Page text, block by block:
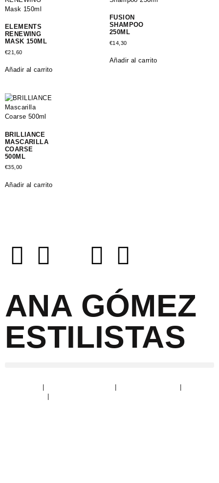
ELEMENTS
RENEWING
MASK 150ML
€21,60
Añadir al carrito
FUSION
SHAMPOO
250ML
€14,30
Añadir al carrito
BRILLIANCE
MASCARILLA
COARSE
500ML
€35,00
Añadir al carrito
ANA GÓMEZ
ESTILISTAS
| |
|
|